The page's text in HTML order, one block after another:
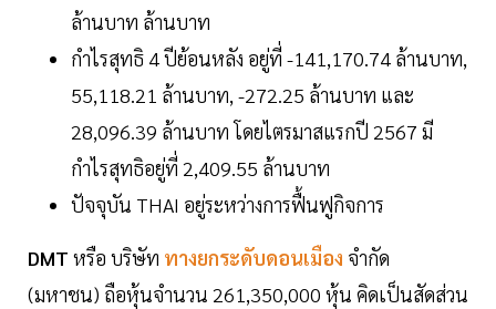
ล้านบาท ล้านบาท
กำไรสุทธิ 4 ปีย้อนหลัง อยู่ที่ -141,170.74 ล้านบาท,
55,118.21 ล้านบาท, -272.25 ล้านบาท และ
28,096.39 ล้านบาท โดยไตรมาสแรกปี 2567 มี
กำไรสุทธิอยู่ที่ 2,409.55 ล้านบาท
ปัจจุบัน THAI อยู่ระหว่างการฟื้นฟูกิจการ
DMT หรือ บริษัท ทางยกระดับดอนเมือง จำกัด
(มหาชน) ถือหุ้นจำนวน 261,350,000 หุ้น คิดเป็นสัดส่วน